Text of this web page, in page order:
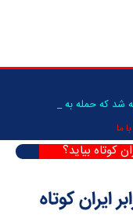
که حمله به ایران _
ما
کوتاه بیاید؟
ایران کوتاه